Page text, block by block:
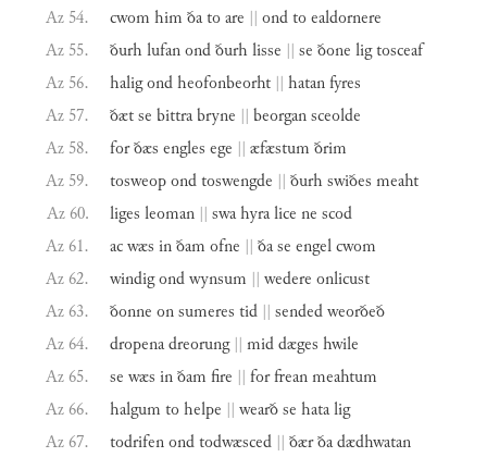
Az 54.
cwom him ðatoare || ondtoealdornere
Az 55.
ðurh lufanondðurh lisse || se ðone ligtosceaf
Az 56.
haligondheofonbeorht || hatanfyres
Az 57.
ðætse bittrabryne || beorgansceolde
Az 58.
forðæs engles ege || æfæstum ðrim
Az 59.
tosweopondtoswengde || ðurh swiðes meaht
Az 60.
liges leoman || swahyralice ne scod
Az 61.
acwæs inðam ofne || ðase engelcwom
Az 62.
windigondwynsum || wedere onlicust
Az 63.
ðonne onsumeres tid || sendedweorðeð
Az 64.
dropenadreorung || middæges hwile
Az 65.
se wæs inðam fire || forfreanmeahtum
Az 66.
halgum tohelpe || wearðse hatalig
Az 67.
todrifenondtodwæsced || ðærðadædhwatan